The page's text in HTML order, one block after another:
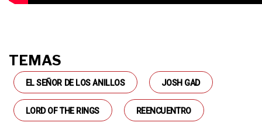
TEMAS
EL SEÑOR DE LOS ANILLOS JOSH GAD
LORD OF THE RINGS REENCUENTRO